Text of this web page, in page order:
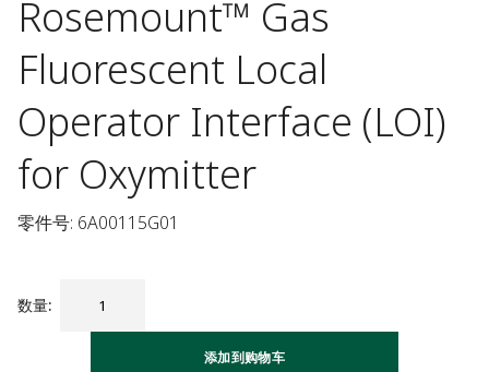
Rosemount™ Gas
Fluorescent Local
Operator Interface (LOI)
for Oxymitter
零件号: 6A00115G01
数量:
添加到购物车